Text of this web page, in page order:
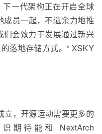
一代架构正在开启全球
员一起，不遗余力地推
会致力于发展通过新兴
落地存储方式。” XSKY
立，开源运动需要更多的
期待能和 NextArch